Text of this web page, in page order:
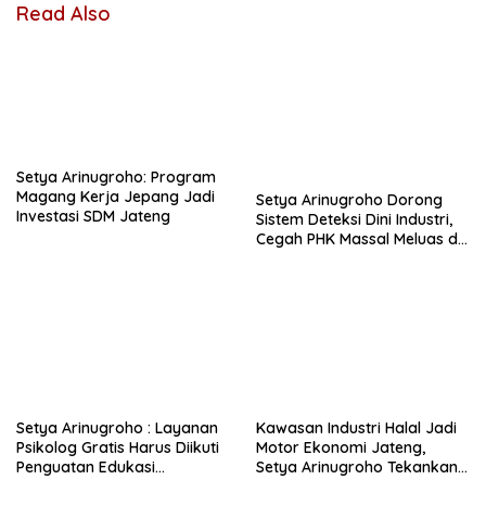
Read Also
Setya Arinugroho: Program
Magang Kerja Jepang Jadi
Investasi SDM Jateng
Setya Arinugroho Dorong
Sistem Deteksi Dini Industri,
Cegah PHK Massal Meluas di
Setya Arinugroho : Layanan
Psikolog Gratis Harus Diikuti
Penguatan Edukasi
Kawasan Industri Halal Jadi
Motor Ekonomi Jateng,
Setya Arinugroho Tekankan